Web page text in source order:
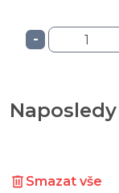
-
Smazat vše